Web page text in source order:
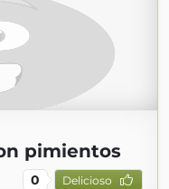
pimientos
0 Delicioso